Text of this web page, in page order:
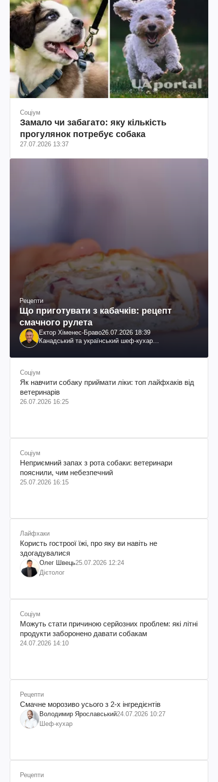
Соціум
Замало чи забагато: яку кількість
прогулянок потребує собака
27.07.2026 13:37
Рецепти
Що приготувати з кабачків: рецепт
смачного рулета
Ектор Хіменес-Браво26.07.2026 18:39
Канадський та український шеф-кухар
Соціум
Як навчити собаку приймати ліки: топ лайфхаків від
ветеринарів
26.07.2026 16:25
Соціум
Неприємний запах з рота собаки: ветеринари
пояснили, чим небезпечний
25.07.2026 16:15
Лайфхаки
Користь гостроої їжі, про яку ви навіть не
здогадувалися
Олег Швець25.07.2026 12:24
Дієтолог
Соціум
Можуть стати причиною серйозних проблем: які літні
продукти заборонено давати собакам
24.07.2026 14:10
Рецепти
Смачне морозиво усього з 2-х інгредієнтів
Володимир Ярославський24.07.2026 10:27
Шеф-кухар
Рецепти